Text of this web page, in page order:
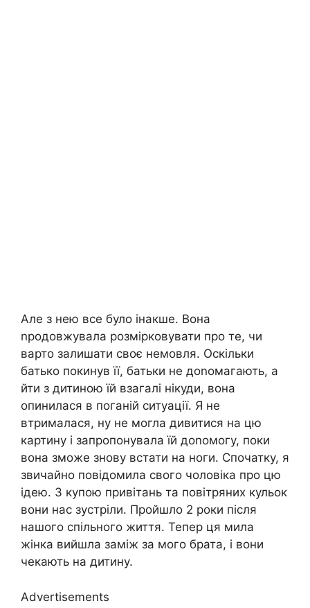
Але з нею все було інакше. Вона
nродовжувала розмірковувати про те, чи
варто залишати своє немовля. Оскільки
батько покинув її, батьки не доnомагають, а
йти з дитиною їй взагалі нікуди, вона
опинилася в поганій ситуації. Я не
втрималася, ну не могла дивитися на цю
картину і запропонувала їй доnомогу, поки
вона зможе знову встати на ноги. Спочатку, я
звичайно повідомила свого чоловіка про цю
ідею. З купою привітань та повітряних кульок
вони нас зустріли. Пройшло 2 роки після
нашого спільного життя. Тепер ця мила
жінка вийшла заміж за мого брата, і вони
чекають на дитину.
Advertisements